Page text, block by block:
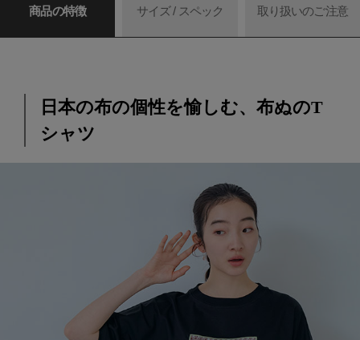
商品の特徴 サイズ / スペック 取り扱いのご注意
日本の布の個性を愉しむ、布ぬのT
シャツ